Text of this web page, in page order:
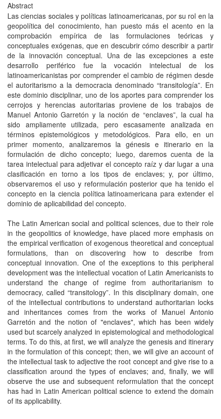
Abstract
Las ciencias sociales y políticas latinoamericanas, por su rol en la
geopolítica del conocimiento, han puesto más el acento en la
comprobación empírica de las formulaciones teóricas y
conceptuales exógenas, que en descubrir cómo describir a partir
de la innovación conceptual. Una de las excepciones a este
desarrollo periférico fue la vocación intelectual de los
latinoamericanistas por comprender el cambio de régimen desde
el autoritarismo a la democracia denominado “transitología”. En
este dominio disciplinar, uno de los aportes para comprender los
cerrojos y herencias autoritarias proviene de los trabajos de
Manuel Antonio Garretón y la noción de “enclaves”, la cual ha
sido ampliamente utilizada, pero escasamente analizada en
términos epistemológicos y metodológicos. Para ello, en un
primer momento, analizaremos la génesis e itinerario en la
formulación de dicho concepto; luego, daremos cuenta de la
tarea intelectual para adjetivar el concepto raíz y dar lugar a una
clasificación en torno a los tipos de enclaves; y, por último,
observaremos el uso y reformulación posterior que ha tenido el
concepto en la ciencia política latinoamericana para extender el
dominio de aplicabilidad del concepto.
The Latin American social and political sciences, due to their role
in the geopolitics of knowledge, have placed more emphasis on
the empirical verification of exogenous theoretical and conceptual
formulations, than on discovering how to describe from
conceptual innovation. One of the exceptions to this peripheral
development was the intellectual vocation of Latin Americanists to
understand the change of regime from authoritarianism to
democracy, called “transitology”. In this disciplinary domain, one
of the intellectual contributions to understand authoritarian locks
and inheritances comes from the works of Manuel Antonio
Garretón and the notion of "enclaves", which has been widely
used but scarcely analyzed in epistemological and methodological
terms. To do this, at first, we will analyze the genesis and itinerary
in the formulation of this concept; then, we will give an account of
the intellectual task to adjective the root concept and give rise to a
classification around the types of enclaves; and, finally, we will
observe the use and subsequent reformulation that the concept
has had in Latin American political science to extend the domain
of its applicability.